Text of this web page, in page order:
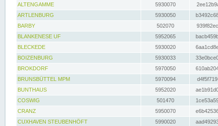
ALTENGAMME
5930070
ARTLENBURG
5930050
BARBY
502070
BLANKENESE UF
5952065
BLECKEDE
5930020
BOIZENBURG
5930033
BROKDORF
5970050
BRUNSBÜTTEL MPM
5970094
BUNTHAUS
5952020
COSWIG
501470
CRANZ
5950070
CUXHAVEN STEUBENHÖFT
5990020